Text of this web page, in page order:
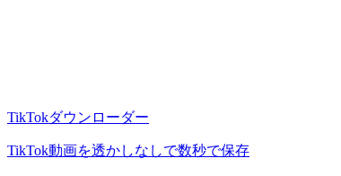
TikTokダウンローダー
TikTok動画を透かしなしで数秒で保存